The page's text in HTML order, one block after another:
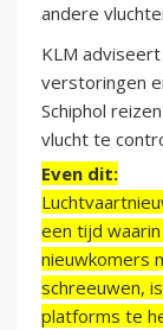
andere
KLM
verstoringen
Schiphol
vlucht te
Even dit:
een tijd
nieuwkomers
schreeuwen,
platforms te